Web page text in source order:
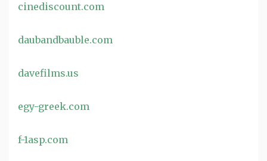
cinediscount.com
daubandbauble.com
davefilms.us
egy-greek.com
f-1asp.com